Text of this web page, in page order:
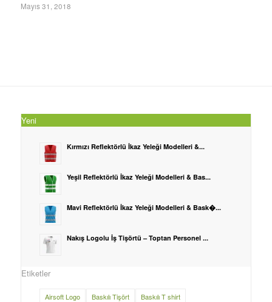
Mayıs 31, 2018
Yeni
Kırmızı Reflektörlü İkaz Yeleği Modelleri &...
Yeşil Reflektörlü İkaz Yeleği Modelleri & Bas...
Mavi Reflektörlü İkaz Yeleği Modelleri & Bask�...
Nakış Logolu İş Tişörtü – Toptan Personel ...
Etiketler
Airsoft Logo Baskılı Tişört
Baskılı T shirt